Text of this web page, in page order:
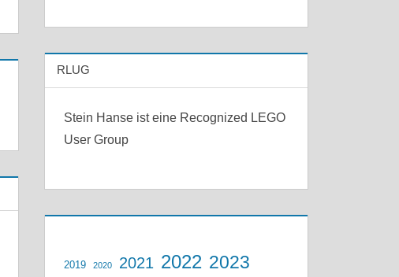
RLUG
Stein Hanse ist eine Recognized LEGO
User Group
2019 2020 2021 2022 2023